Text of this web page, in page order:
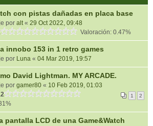
con pistas dañadas en placa base
por alt« 29 Oct 2022, 09:48
Valoración: 0.47%
innobo 153 in 1 retro games
por Luna « 04 Mar 2019, 19:57
David Lightman. MY ARCADE.
por gamer80 « 10 Feb 2019, 01:03
1 2
pantalla LCD de una Game&Watch